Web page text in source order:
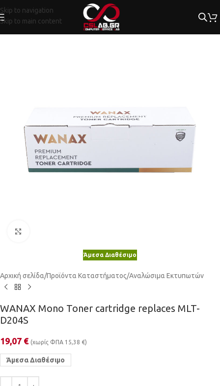
Skip to navigation
Skip to main content
Άμεσα Διαθέσιμο
Αρχική σελίδα/Προϊόντα Καταστήματος/Αναλώσιμα Εκτυπωτών
WANAX Mono Toner cartridge replaces MLT-
D204S
19,07 € (χωρίς ΦΠΑ 15,38 €)
Άμεσα Διαθέσιμο